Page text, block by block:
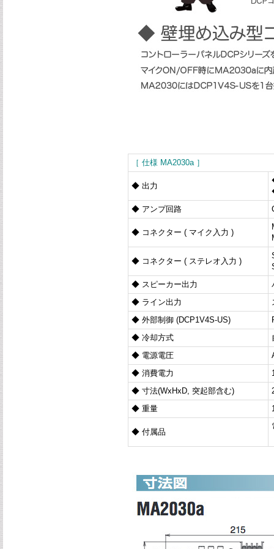
［ 仕様 MA2030a ］
◆ 出力
◆ アンプ回路
◆ コネクター ( マイク入力 )
◆ コネクター ( ステレオ入力 )
◆ スピーカー出力
◆ ライン出力
◆ 外部制御 (DCP1V4S-US)
◆ 冷却方式
◆ 電源電圧
◆ 消費電力
◆ 寸法(WxHxD, 突起部含む)
◆ 重量
◆ 付属品